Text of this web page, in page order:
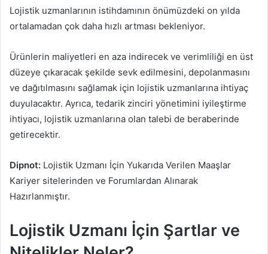
Lojistik uzmanlarının istihdamının önümüzdeki on yılda
ortalamadan çok daha hızlı artması bekleniyor.
Ürünlerin maliyetleri en aza indirecek ve verimliliği en üst
düzeye çıkaracak şekilde sevk edilmesini, depolanmasını
ve dağıtılmasını sağlamak için lojistik uzmanlarına ihtiyaç
duyulacaktır. Ayrıca, tedarik zinciri yönetimini iyileştirme
ihtiyacı, lojistik uzmanlarına olan talebi de beraberinde
getirecektir.
Dipnot: Lojistik Uzmanı İçin Yukarıda Verilen Maaşlar
Kariyer sitelerinden ve Forumlardan Alınarak
Hazırlanmıştır.
Lojistik Uzmanı İçin Şartlar ve